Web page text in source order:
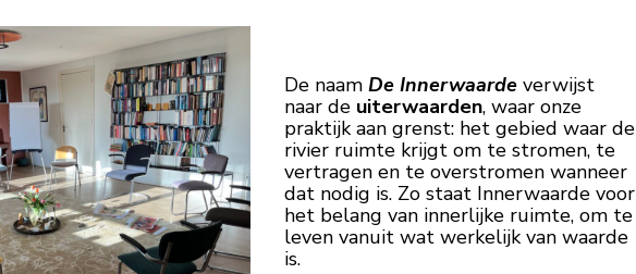
De naam De Innerwaardeverwijst
naar de uiterwaarden, waar onze
praktijk aan grenst: het gebied waar de
rivier ruimte krijgt om te stromen, te
vertragen en te overstromen wanneer
dat nodig is. Zo staat Innerwaarde voor
het belang van innerlijke ruimte, om te
leven vanuit wat werkelijk van waarde
is.